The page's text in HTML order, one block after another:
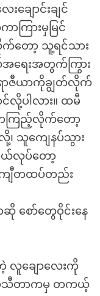
ချောင်းချင်
ကြားမှမြင်
တော့ သူ့ရင်သား
ရေးအတွက်ကြွား
ရာဇီယာကိုချွတ်လိုက်
လို့ပါလား။ ထမီ
ကြည့်လိုက်တော့
၊ သူကျေနပ်သွား
လုပ်တော့
ကျီတထပ်တည်း
ာဆို စော်တွေဝိုင်းနေ
လူချောလေးကို
မသီတာကမှ တကယ့်